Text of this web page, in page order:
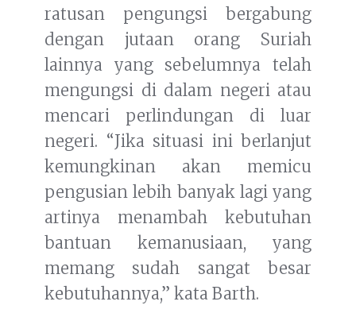
ratusan pengungsi bergabung
dengan jutaan orang Suriah
lainnya yang sebelumnya telah
mengungsi di dalam negeri atau
mencari perlindungan di luar
negeri. “Jika situasi ini berlanjut
kemungkinan akan memicu
pengusian lebih banyak lagi yang
artinya menambah kebutuhan
bantuan kemanusiaan, yang
memang sudah sangat besar
kebutuhannya,” kata Barth.